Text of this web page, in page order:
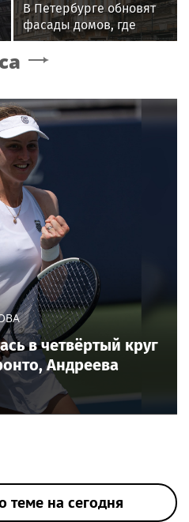
В Петербурге обновят
фасады домов, где
жили Чайковский и
Тургенев
в четвёртый круг
Андреева
теме на сегодня